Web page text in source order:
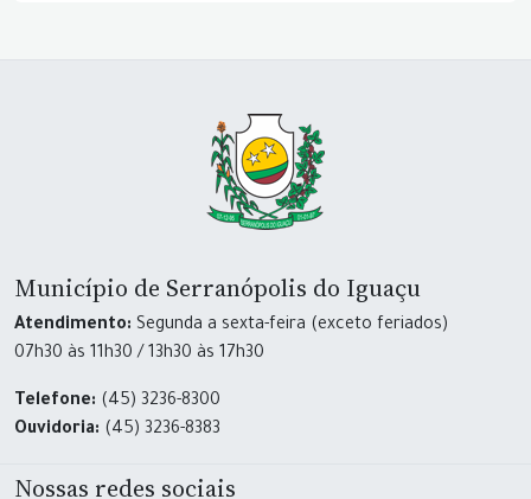
Município de Serranópolis do Iguaçu
Atendimento: Segunda a sexta-feira (exceto feriados)
07h30 às 11h30 / 13h30 às 17h30
Telefone: (45) 3236-8300
Ouvidoria: (45) 3236-8383
Nossas redes sociais